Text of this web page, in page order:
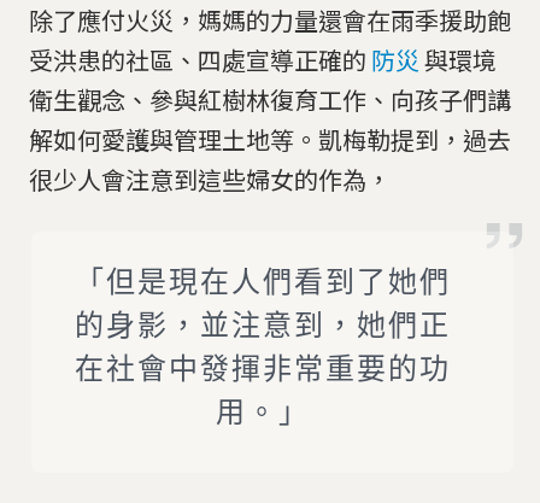
除了應付火災，媽媽的力量還會在雨季援助飽
受洪患的社區、四處宣導正確的 防災 與環境
衛生觀念、參與紅樹林復育工作、向孩子們講
解如何愛護與管理土地等。凱梅勒提到，過去
很少人會注意到這些婦女的作為，
「但是現在人們看到了她們
的身影，並注意到，她們正
在社會中發揮非常重要的功
用。」